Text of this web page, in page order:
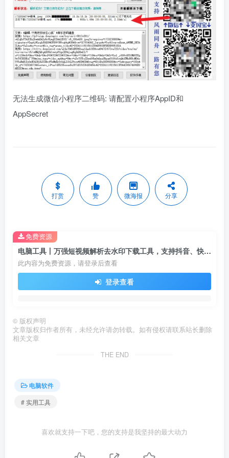
无法生成微信小程序二维码: 请配置小程序AppID和
AppSecret
打赏 赞 微海报 分享
电脑工具丨万强短视频解析去水印下载工具，支持抖音、快手、B站、小红书等视频解析
此内容为免费资源，请登录后查看
登录查看
免费资源
© 版权声明
文章版权归作者所有，未经允许请勿转载。如有侵权请联系站长删除
相关文章
THE END
电脑软件
# 实用工具
喜欢就支持一下吧，您的支持是我坚持的最大动力